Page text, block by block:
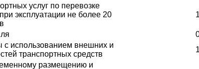
услуг по перевозке
эксплуатации не более 20
использованием внешних и
транспортных средств
размещению и